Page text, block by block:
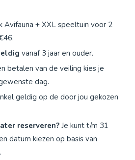
Avifauna + XXL speeltuin voor 2
vanaf 3 jaar en ouder.
betalen van de veiling kies je
dag.
geldig op de door jou gekozen
reserveren? Je kunt t/m 31
datum kiezen op basis van